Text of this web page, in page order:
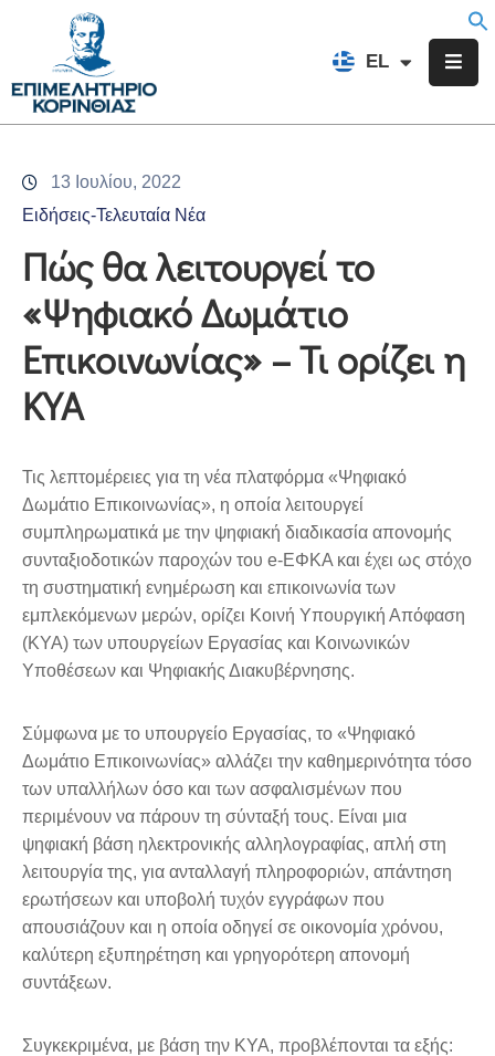
EL
FR
Επιμελητήριο
Υπηρεσίες
Προγράμματα
Δράσεις
Εκδηλώσεις
Επικοινωνία
13 Ιουλίου, 2022
Ειδήσεις-Τελευταία Νέα
Πώς θα λειτουργεί το
«Ψηφιακό Δωμάτιο
Επικοινωνίας» – Τι ορίζει η
ΚΥΑ
Τις λεπτομέρειες για τη νέα πλατφόρμα «Ψηφιακό
Δωμάτιο Επικοινωνίας», η οποία λειτουργεί
συμπληρωματικά με την ψηφιακή διαδικασία απονομής
συνταξιοδοτικών παροχών του e-ΕΦΚΑ και έχει ως στόχο
τη συστηματική ενημέρωση και επικοινωνία των
εμπλεκόμενων μερών, ορίζει Κοινή Υπουργική Απόφαση
(ΚΥΑ) των υπουργείων Εργασίας και Κοινωνικών
Υποθέσεων και Ψηφιακής Διακυβέρνησης.
Σύμφωνα με το υπουργείο Εργασίας, το «Ψηφιακό
Δωμάτιο Επικοινωνίας» αλλάζει την καθημερινότητα τόσο
των υπαλλήλων όσο και των ασφαλισμένων που
περιμένουν να πάρουν τη σύνταξή τους. Είναι μια
ψηφιακή βάση ηλεκτρονικής αλληλογραφίας, απλή στη
λειτουργία της, για ανταλλαγή πληροφοριών, απάντηση
ερωτήσεων και υποβολή τυχόν εγγράφων που
απουσιάζουν και η οποία οδηγεί σε οικονομία χρόνου,
καλύτερη εξυπηρέτηση και γρηγορότερη απονομή
συντάξεων.
Συγκεκριμένα, με βάση την ΚΥΑ, προβλέπονται τα εξής: